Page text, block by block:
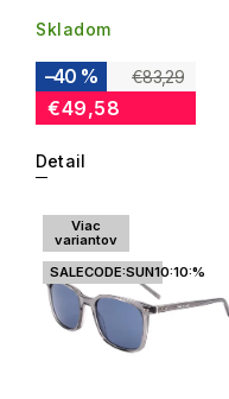
Skladom
€83,29
–40 %
€49,58
Detail
Viac
variantov
SALECODE:SUN10:10:%